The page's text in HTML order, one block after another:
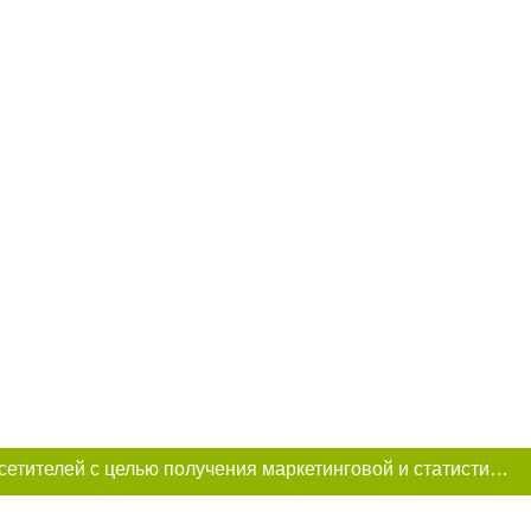
Этот сайт использует «cookies». Также сайт использует интернет-сервис для сбора технических данных касательно посетителей с целью получения маркетинговой и статистической информации. Условия обработки данных посетителей сайта см.